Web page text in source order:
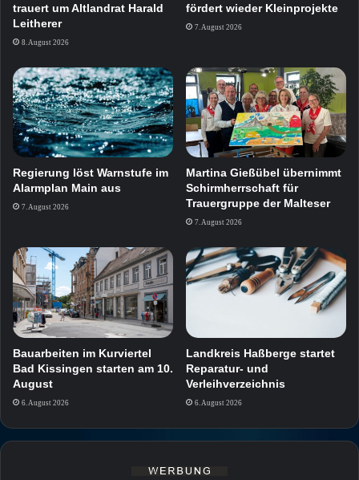
trauert um Altlandrat Harald
Leitherer
8. August 2026
fördert wieder Kleinprojekte
7. August 2026
Regierung löst Warnstufe im
Alarmplan Main aus
7. August 2026
Martina Gießübel übernimmt
Schirmherrschaft für
Trauergruppe der Malteser
7. August 2026
Bauarbeiten im Kurviertel
Bad Kissingen starten am 10.
August
6. August 2026
Landkreis Haßberge startet
Reparatur- und
Verleihverzeichnis
6. August 2026